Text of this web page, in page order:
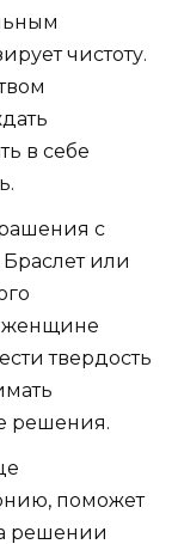
чистоту.
в себе
с
или
женщине
твердость
решения.
поможет
решении